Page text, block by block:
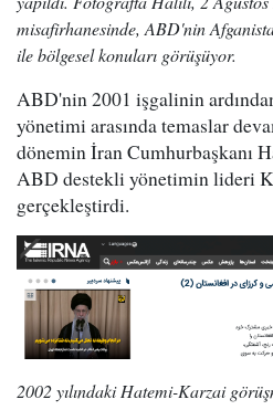
misafirhanesinde, ABD'nin
ile bölgesel konuları görüşüyor.
ABD'nin 2001 işgalinin
yönetimi arasında temaslar
dönemin İran Cumhurbaşkanı
ABD destekli yönetimin lideri
gerçekleştirdi.
2002 yılındaki Hatemi-Karzai